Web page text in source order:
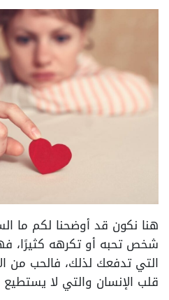
هنا نكون قد أوضحنا لكم ما
شخص تحبه أو تكرهه كثيرًا،
التي تدفعك لذلك، فالحب من
قلب الإنسان والتي لا